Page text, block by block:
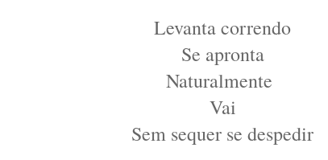
Levanta correndo
Se apronta
Naturalmente
Vai
Sem sequer se despedir